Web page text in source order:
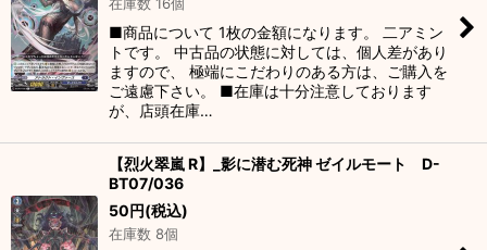
■商品について 1枚の金額になります。 二アミン
トです。 中古品の状態に対しては、個人差があり
ますので、 極端にこだわりのある方は、ご購入を
ご遠慮下さい。 ■在庫は十分注意しております
が、店頭在庫…
【烈火翠嵐 R】_影に潜む死神 ゼイルモート D-
BT07/036
50円(税込)
在庫数 8個